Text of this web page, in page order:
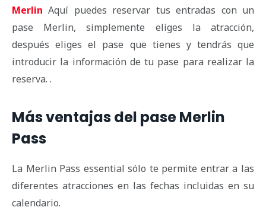
Merlin Aquí puedes reservar tus entradas con un
pase Merlin, simplemente eliges la atracción,
después eliges el pase que tienes y tendrás que
introducir la información de tu pase para realizar la
reserva. .
Más ventajas del pase Merlin
Pass
La Merlin Pass essential sólo te permite entrar a las
diferentes atracciones en las fechas incluidas en su
calendario.